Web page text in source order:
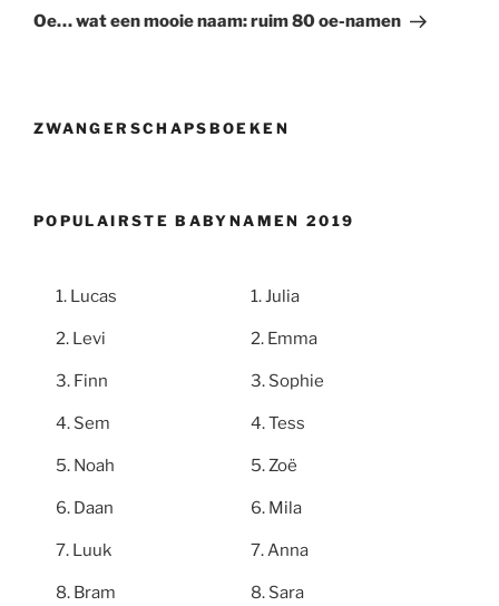
bericht
Oe… wat een mooie naam: ruim 80 oe-namen
ZWANGERSCHAPSBOEKEN
POPULAIRSTE BABYNAMEN 2019
Lucas
Levi
Finn
Sem
Noah
Daan
Luuk
Bram
Julia
Emma
Sophie
Tess
Zoë
Mila
Anna
Sara